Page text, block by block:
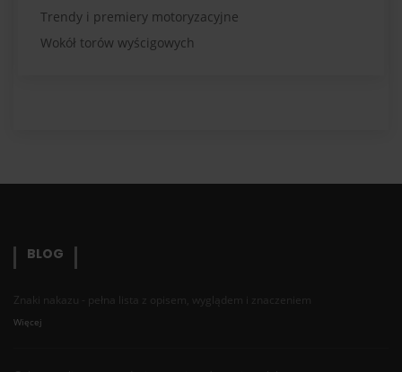
Trendy i premiery motoryzacyjne
Wokół torów wyścigowych
BLOG
Znaki nakazu - pełna lista z opisem, wyglądem i znaczeniem
Więcej